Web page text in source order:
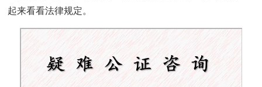
起来看看法律规定。